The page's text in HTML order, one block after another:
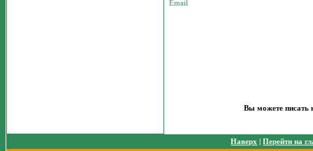
Вы можете писать
Наверх |Перейти на